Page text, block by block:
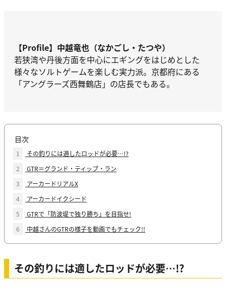
【Profile】中越竜也（なかごし・たつや）
若狭湾や丹後方面を中心にエギングをはじめとした
様々なソルトゲームを楽しむ実力派。京都府にある
「アングラーズ西舞鶴店」の店長でもある。
目次
1
その釣りには適したロッドが必要…!?
2
GTR＝グランド・ティップ・ラン
3
アーカードリアルX
4
アーカードイクシード
5
GTRで「防波堤で独り勝ち」を目指せ!
6
中越さんのGTRの様子を動画でもチェック!!
その釣りには適したロッドが必要…!?